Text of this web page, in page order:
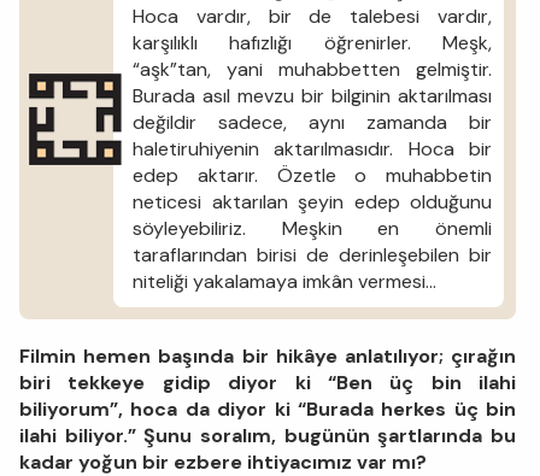
Hoca vardır, bir de talebesi vardır,
karşılıklı hafızlığı öğrenirler. Meşk,
“aşk”tan, yani muhabbetten gelmiştir.
Burada asıl mevzu bir bilginin aktarılması
değildir sadece, aynı zamanda bir
haletiruhiyenin aktarılmasıdır. Hoca bir
edep aktarır. Özetle o muhabbetin
neticesi aktarılan şeyin edep olduğunu
söyleyebiliriz. Meşkin en önemli
taraflarından birisi de derinleşebilen bir
niteliği yakalamaya imkân vermesi…
Filmin hemen başında bir hikâye anlatılıyor; çırağın
biri tekkeye gidip diyor ki “Ben üç bin ilahi
biliyorum”, hoca da diyor ki “Burada herkes üç bin
ilahi biliyor.” Şunu soralım, bugünün şartlarında bu
kadar yoğun bir ezbere ihtiyacımız var mı?